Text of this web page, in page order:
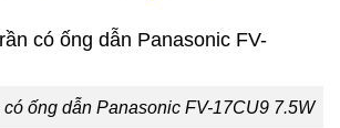
có ống dẫn Panasonic FV-17CU9 7.5W